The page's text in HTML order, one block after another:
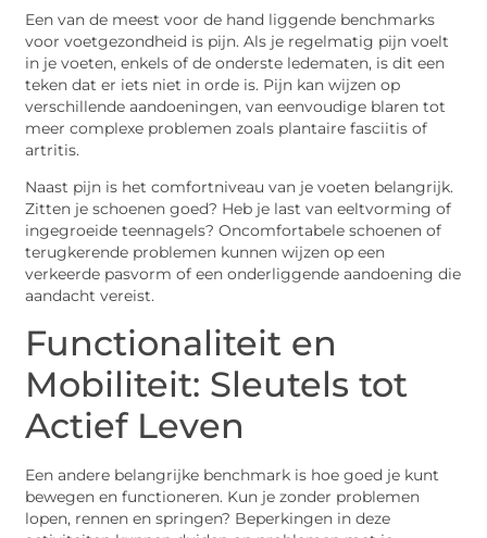
Een van de meest voor de hand liggende benchmarks
voor voetgezondheid is pijn. Als je regelmatig pijn voelt
in je voeten, enkels of de onderste ledematen, is dit een
teken dat er iets niet in orde is. Pijn kan wijzen op
verschillende aandoeningen, van eenvoudige blaren tot
meer complexe problemen zoals plantaire fasciitis of
artritis.
Naast pijn is het comfortniveau van je voeten belangrijk.
Zitten je schoenen goed? Heb je last van eeltvorming of
ingegroeide teennagels? Oncomfortabele schoenen of
terugkerende problemen kunnen wijzen op een
verkeerde pasvorm of een onderliggende aandoening die
aandacht vereist.
Functionaliteit en
Mobiliteit: Sleutels tot
Actief Leven
Een andere belangrijke benchmark is hoe goed je kunt
bewegen en functioneren. Kun je zonder problemen
lopen, rennen en springen? Beperkingen in deze